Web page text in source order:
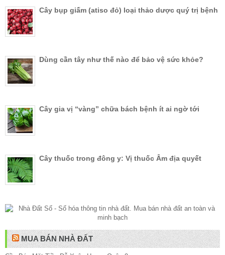
Cây bụp giấm (atiso đỏ) loại thảo dược quý trị bệnh
Dùng cần tây như thế nào để bảo vệ sức khỏe?
Cây gia vị “vàng” chữa bách bệnh ít ai ngờ tới
Cây thuốc trong đông y: Vị thuốc Âm địa quyết
MUA BÁN NHÀ ĐẤT